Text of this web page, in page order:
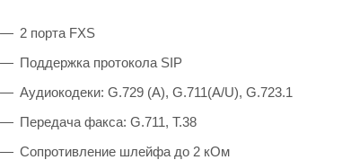
2 порта FXS
Поддержка протокола SIP
Аудиокодеки: G.729 (A), G.711(A/U), G.723.1
Передача факса: G.711, T.38
Сопротивление шлейфа до 2 кОм